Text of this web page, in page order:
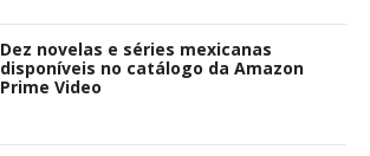
Dez novelas e séries mexicanas
disponíveis no catálogo da Amazon
Prime Video